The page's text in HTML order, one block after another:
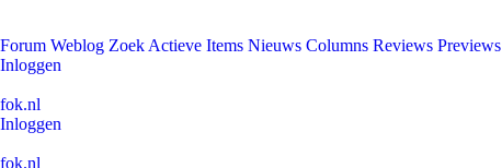
Forum Weblog Zoek Actieve Items Nieuws Columns Reviews Previews
Inloggen
fok.nl
Inloggen
fok.nl